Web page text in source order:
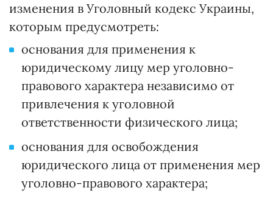
изменения в Уголовный кодекс Украины,
которым предусмотреть:
основания для применения к
юридическому лицу мер уголовно-
правового характера независимо от
привлечения к уголовной
ответственности физического лица;
основания для освобождения
юридического лица от применения мер
уголовно-правового характера;